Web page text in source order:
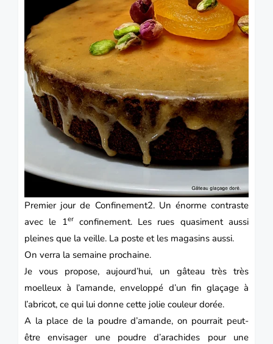
Premier jour de Confinement2. Un énorme contraste
avec le 1erconfinement. Les rues quasiment aussi
pleines que la veille. La poste et les magasins aussi.
On verra la semaine prochaine.
Je vous propose, aujourd’hui, un gâteautrès très
moelleux à l’amande, enveloppé d’un fin glaçage à
l’abricot, ce qui lui donne cette jolie couleur dorée.
A la place de la poudre d’amande, on pourrait peut-
être envisager une poudre d’arachides pour une